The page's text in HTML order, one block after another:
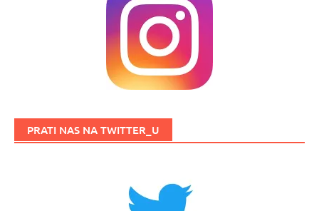
PRATI NAS NA TWITTER_U